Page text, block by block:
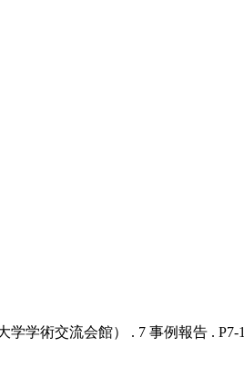
学術交流会館） . 7 事例報告 . P7-1